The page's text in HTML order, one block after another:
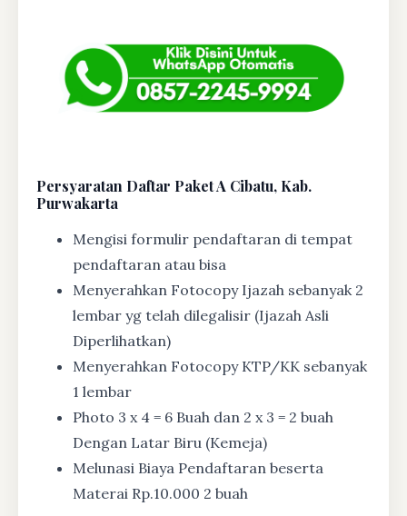
Persyaratan Daftar Paket A Cibatu, Kab.
Purwakarta
Mengisi formulir pendaftaran di tempat
pendaftaran atau bisa
Menyerahkan Fotocopy Ijazah sebanyak 2
lembar yg telah dilegalisir (Ijazah Asli
Diperlihatkan)
Menyerahkan Fotocopy KTP/KK sebanyak
1 lembar
Photo 3 x 4 = 6 Buah dan 2 x 3 = 2 buah
Dengan Latar Biru (Kemeja)
Melunasi Biaya Pendaftaran beserta
Materai Rp.10.000 2 buah